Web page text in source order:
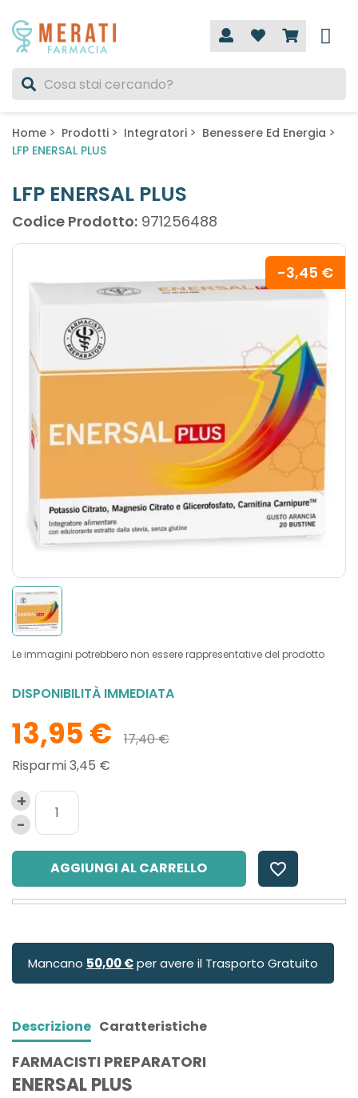
Home Prodotti Integratori
Benessere Ed Energia
LFP ENERSAL PLUS
LFP ENERSAL PLUS
Codice Prodotto: 971256488
-3,45 €
Le immagini potrebbero non essere rappresentative del prodotto
DISPONIBILITÀ IMMEDIATA
13,95 €
17,40 €
Risparmi 3,45 €
AGGIUNGI AL CARRELLO favorite_border
Mancano 50,00 €per avere il Trasporto Gratuito
Descrizione Caratteristiche
FARMACISTI PREPARATORI
ENERSAL PLUS